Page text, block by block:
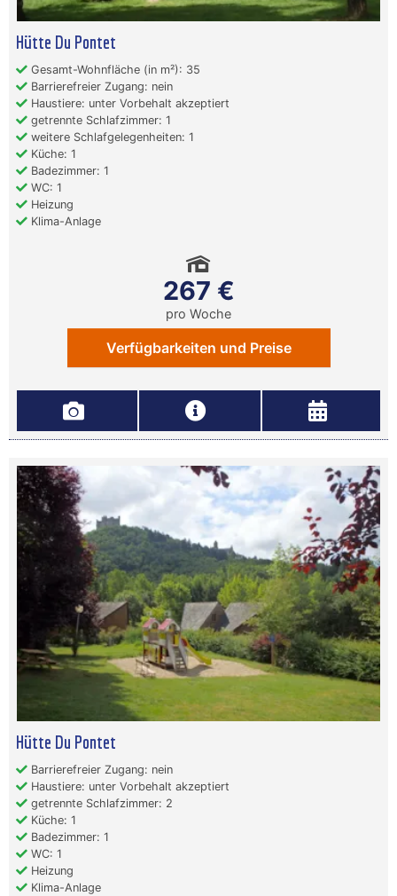
Hütte Du Pontet
Gesamt-Wohnfläche (in m²): 35
Barrierefreier Zugang: nein
Haustiere: unter Vorbehalt akzeptiert
getrennte Schlafzimmer: 1
weitere Schlafgelegenheiten: 1
Küche: 1
Badezimmer: 1
WC: 1
Heizung
Klima-Anlage
267 €
pro Woche
Verfügbarkeiten und Preise
Hütte Du Pontet
Barrierefreier Zugang: nein
Haustiere: unter Vorbehalt akzeptiert
getrennte Schlafzimmer: 2
Küche: 1
Badezimmer: 1
WC: 1
Heizung
Klima-Anlage